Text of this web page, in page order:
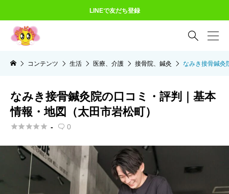
LINEで友だち登録

コンテンツ 生活 医療、介護 接骨院、鍼灸 なみき接骨鍼灸
なみき接骨鍼灸院の口コミ・評判｜基本
情報・地図（太田市岩松町）
 -  0